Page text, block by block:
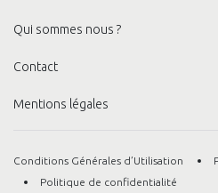
Qui sommes nous ?
Contact
Mentions légales
Conditions Générales d’Utilisation
Politique de confidentialité